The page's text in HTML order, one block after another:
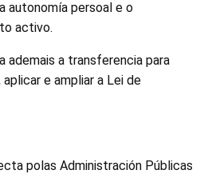
autonomía persoal e o
activo.
ademais a transferencia para
e ampliar a Lei de
polas Administración Públicas